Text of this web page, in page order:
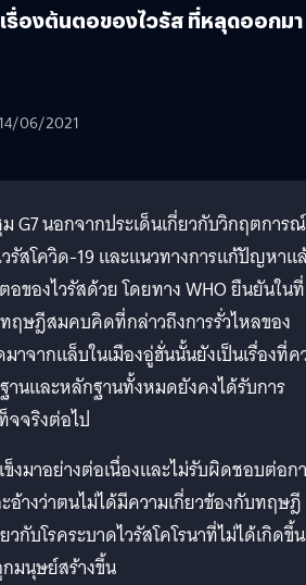
เรื่องต้นตอของไวรัส ที่หลุดออกมา
06/2021
G7 นอกจากประเด็นเกี่ยวกับวิกฤตการณ์
รัสโควิด-19 และแนวทางการแก้ปัญหาแ
อของไวรัสด้วย โดยทาง WHO ยืนยันในที่
ฤษฎีสมคบคิดที่กล่าวถึงการรั่วไหลของ
าจากแล็บในเมืองอู่ฮั่นนั้นยังเป็นเรื่องที่ค
นและหลักฐานทั้งหมดยังคงได้รับการ
จจริงต่อไป
งมาอย่างต่อเนื่องและไม่รับผิดชอบต่อก
างว่าตนไม่ได้มีความเกี่ยวข้องกับทฤษฎี
กับโรคระบาดไวรัสโคโรนาที่ไม่ได้เกิดขึ้
มนุษย์สร้างขึ้น